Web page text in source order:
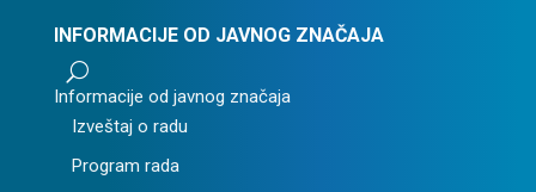
INFORMACIJE OD JAVNOG ZNAČAJA
U
Informacije od javnog značaja
Izveštaj o radu
Program rada